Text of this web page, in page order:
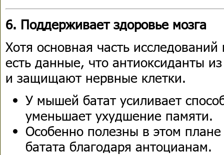
6. Поддерживает здоровье мозга
Хотя основная часть
есть данные, что антиоксиданты
и защищают нервные клетки.
У мышей батат усиливает
уменьшает ухудшение памяти.
Особенно полезны в этом
батата благодаря антоцианам.